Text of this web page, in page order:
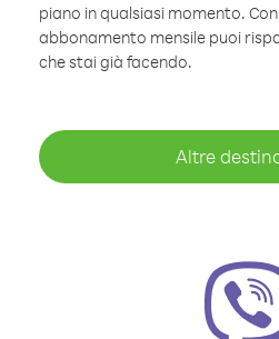
piano in qualsiasi momento.
abbonamento mensile puoi
che stai già facendo.
Altre